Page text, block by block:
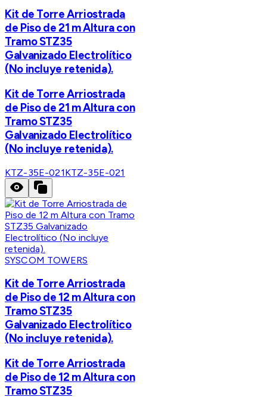
Kit de Torre Arriostrada
de Piso de 21 m Altura con
Tramo STZ35
Galvanizado Electrolítico
(No incluye retenida).
Kit de Torre Arriostrada
de Piso de 21 m Altura con
Tramo STZ35
Galvanizado Electrolítico
(No incluye retenida).
KTZ-35E-021KTZ-35E-021
SYSCOM TOWERS
Kit de Torre Arriostrada
de Piso de 12 m Altura con
Tramo STZ35
Galvanizado Electrolítico
(No incluye retenida).
Kit de Torre Arriostrada
de Piso de 12 m Altura con
Tramo STZ35